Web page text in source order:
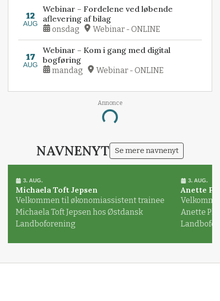
12
AUG
Webinar – Fordelene ved løbende
aflevering af bilag
onsdag Webinar - ONLINE
17
AUG
Webinar – Kom i gang med digital
bogføring
mandag Webinar - ONLINE
Annonce
Loading...
NAVNENYT Se mere navnenyt
3. AUG.
Michaela Toft Jepsen
Velkommen til økonomiassistent trainee
Michaela Toft Jepsen hos Østdansk
Landboforening
3. AUG.
Anette
Anette